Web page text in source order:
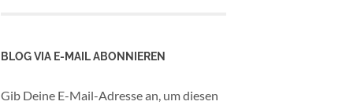
BLOG VIA E-MAIL ABONNIEREN
Gib Deine E-Mail-Adresse an, um diesen